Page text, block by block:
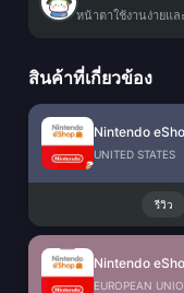
หน้าตาใช้งานง่ายแล
สินค้าที่เกี่ยวข้อง
UNITED STATES
รีวิว
EUROPEAN